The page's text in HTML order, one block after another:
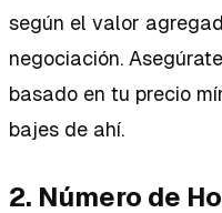
según el valor
negociación.
basado en tu precio
bajes de ahí.
2. Número de